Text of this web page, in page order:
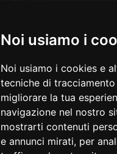
Noi usiamo i
Noi usiamo i cookies e
tecniche di
migliorare la tua
navigazione nel nostro
mostrarti contenuti
e annunci mirati, per